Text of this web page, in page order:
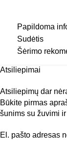
Papildoma
Sudėtis
Šėrimo
Atsiliepimai
Atsiliepimų dar
Būkite pirmas
šunims su žuvimi
El. pašto adresas